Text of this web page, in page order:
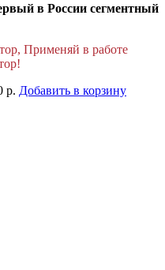
в России сегментный
Применяй в работе
р. Добавить в корзину